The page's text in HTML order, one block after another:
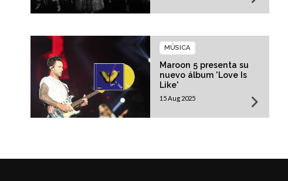
Maroon 5 presenta su
nuevo álbum 'Love Is
Like'
MÚSICA
15 Aug 2025